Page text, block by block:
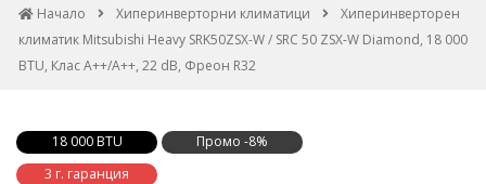
Начало Хиперинверторни климатици
Хиперинверторен
климатик Mitsubishi Heavy SRK50ZSX-W / SRC 50 ZSX-W Diamond, 18 000
BTU, Клас A++/A++, 22 dB, Фреон R32
18 000 BTU
Промо -8%
3 г. гаранция